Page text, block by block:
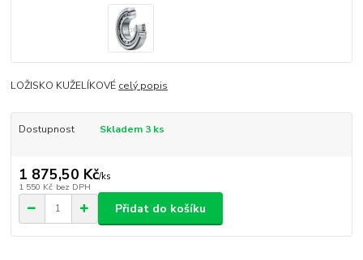
LOŽISKO KUŽELÍKOVÉ celý popis
Dostupnost Skladem 3 ks
1 875,50 Kč/ks
1 550 Kč bez DPH
Přidat do košíku